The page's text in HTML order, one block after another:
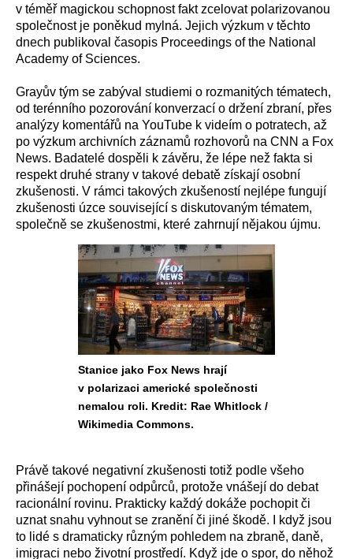
v téměř magickou schopnost fakt zcelovat polarizovanou
společnost je poněkud mylná. Jejich výzkum v těchto
dnech publikoval časopis Proceedings of the National
Academy of Sciences.
Grayův tým se zabýval studiemi o rozmanitých tématech,
od terénního pozorování konverzací o držení zbraní, přes
analýzy komentářů na YouTube k videím o potratech, až
po výzkum archivních záznamů rozhovorů na CNN a Fox
News. Badatelé dospěli k závěru, že lépe než fakta si
respekt druhé strany v takové debatě získají osobní
zkušenosti. V rámci takových zkušeností nejlépe fungují
zkušenosti úzce související s diskutovaným tématem,
společně se zkušenostmi, které zahrnují nějakou újmu.
Stanice jako Fox News hrají
v polarizaci americké společnosti
nemalou roli. Kredit: Rae Whitlock /
Wikimedia Commons.
Právě takové negativní zkušenosti totiž podle všeho
přinášejí pochopení odpůrců, protože vnášejí do debat
racionální rovinu. Prakticky každý dokáže pochopit či
uznat snahu vyhnout se zranění či jiné škodě. I když jsou
to lidé s dramaticky různým pohledem na zbraně, daně,
imigraci nebo životní prostředí. Když jde o spor, do něhož